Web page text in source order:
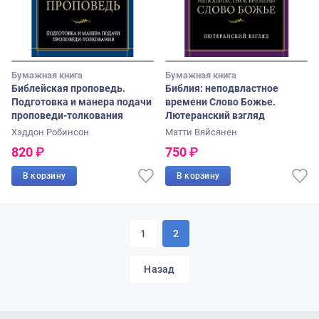
Бумажная книга
Библейская проповедь.
Подготовка и манера подачи
проповеди-толкования
Хэддон Робинсон
820₽
В корзину
Бумажная книга
Библия: неподвластное
времени Слово Божье.
Лютеранский взгляд
Матти Вяйсянен
750₽
В корзину
1 2
Назад